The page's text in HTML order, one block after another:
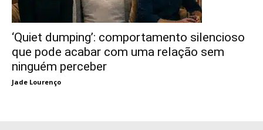
‘Quiet dumping’: comportamento silencioso
que pode acabar com uma relação sem
ninguém perceber
Jade Lourenço